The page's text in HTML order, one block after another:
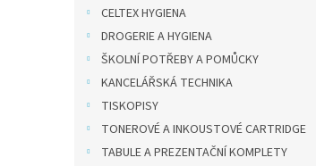
CELTEX HYGIENA
DROGERIE A HYGIENA
ŠKOLNÍ POTŘEBY A POMŮCKY
KANCELÁŘSKÁ TECHNIKA
TISKOPISY
TONEROVÉ A INKOUSTOVÉ CARTRIDGE
TABULE A PREZENTAČNÍ KOMPLETY